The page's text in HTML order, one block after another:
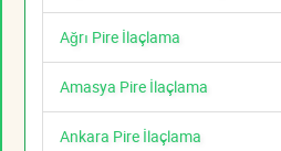
Ağrı Pire İlaçlama
Amasya Pire İlaçlama
Ankara Pire İlaçlama